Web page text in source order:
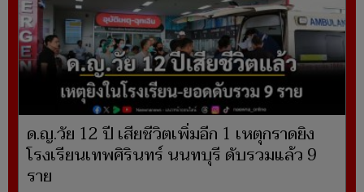
ด.ญ.วัย 12 ปี เสียชีวิตเพิ่มอีก 1 เหตุกราดยิง
โรงเรียนเทพศิรินทร์ นนทบุรี ดับรวมแล้ว 9
ราย